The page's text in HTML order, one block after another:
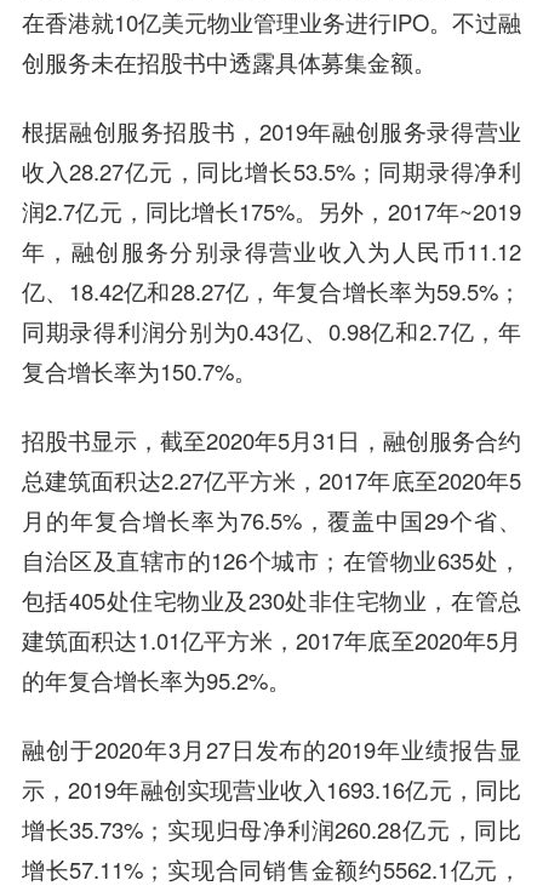
在香港就10亿美元物业管理业务进行IPO。不过融
创服务未在招股书中透露具体募集金额。
根据融创服务招股书，2019年融创服务录得营业
收入28.27亿元，同比增长53.5%；同期录得净利
润2.7亿元，同比增长175%。另外，2017年~2019
年，融创服务分别录得营业收入为人民币11.12
亿、18.42亿和28.27亿，年复合增长率为59.5%；
同期录得利润分别为0.43亿、0.98亿和2.7亿，年
复合增长率为150.7%。
招股书显示，截至2020年5月31日，融创服务合约
总建筑面积达2.27亿平方米，2017年底至2020年5
月的年复合增长率为76.5%，覆盖中国29个省、
自治区及直辖市的126个城市；在管物业635处，
包括405处住宅物业及230处非住宅物业，在管总
建筑面积达1.01亿平方米，2017年底至2020年5月
的年复合增长率为95.2%。
融创于2020年3月27日发布的2019年业绩报告显
示，2019年融创实现营业收入1693.16亿元，同比
增长35.73%；实现归母净利润260.28亿元，同比
增长57.11%；实现合同销售金额约5562.1亿元，